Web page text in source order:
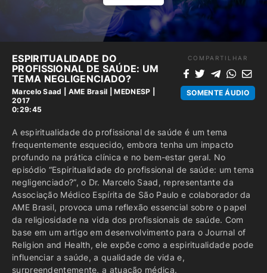
ESPIRITUALIDADE DO
PROFISSIONAL DE SAÚDE: UM
TEMA NEGLIGENCIADO?
Marcelo Saad AME Brasil |MEDNESP |
2017
0:29:45
COMPARTILHAR
SOMENTE ÁUDIO
A espiritualidade do profissional de saúde é um tema
frequentemente esquecido, embora tenha um impacto
profundo na prática clínica e no bem-estar geral. No
episódio “Espiritualidade do profissional de saúde: um tema
negligenciado?”, o Dr. Marcelo Saad, representante da
Associação Médico Espírita de São Paulo e colaborador da
AME Brasil, provoca uma reflexão essencial sobre o papel
da religiosidade na vida dos profissionais de saúde. Com
base em um artigo em desenvolvimento para o Journal of
Religion and Health, ele expõe como a espiritualidade pode
influenciar a saúde, a qualidade de vida e,
surpreendentemente, a atuação médica.